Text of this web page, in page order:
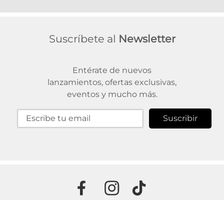
Suscríbete al Newsletter
Entérate de nuevos
lanzamientos, ofertas exclusivas,
eventos y mucho más.
Suscribir